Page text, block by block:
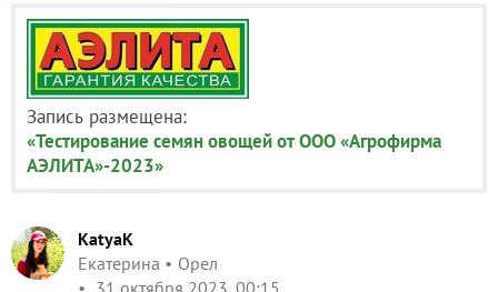
Запись размещена:
«Тестирование семян овощей от ООО «Агрофирма
АЭЛИТА»-2023»
KatyaK
Екатерина
Орел
31 октября 2023, 00:15